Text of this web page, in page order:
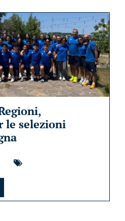
le selezioni